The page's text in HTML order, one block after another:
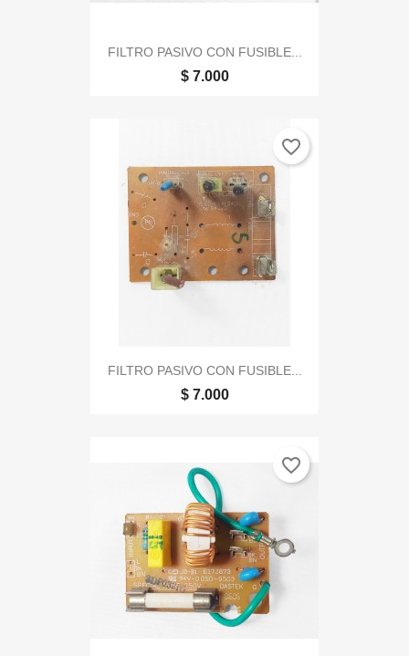
FILTRO PASIVO CON FUSIBLE...
$ 7.000
FILTRO PASIVO CON FUSIBLE...
$ 7.000
favorite_border
favorite_border